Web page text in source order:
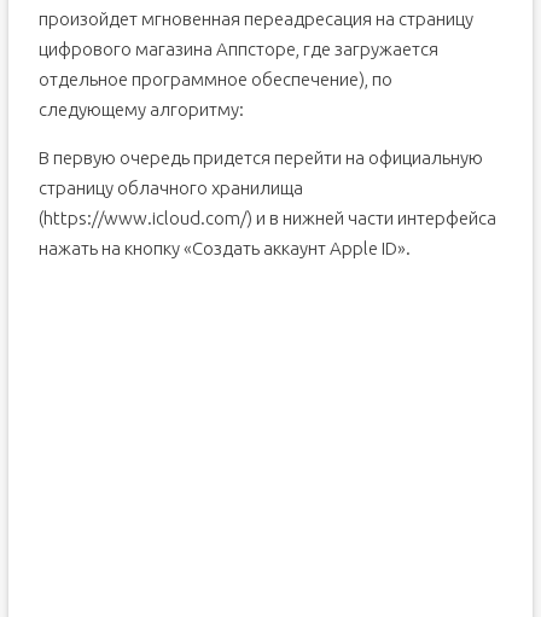
На устройстве iPhone, iPad или iPod touch
На компьютере Mac
На компьютере PC
произойдет мгновенная переадресация на страницу
цифрового магазина Аппсторе, где загружается
отдельное программное обеспечение), по
следующему алгоритму:
В первую очередь придется перейти на официальную
страницу облачного хранилища
(https://www.icloud.com/) и в нижней части интерфейса
нажать на кнопку «Создать аккаунт Apple ID».